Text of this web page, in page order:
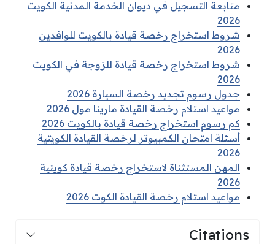
متابعة التسجيل في ديوان الخدمة المدنية الكويت
2026
شروط استخراج رخصة قيادة بالكويت للوافدين
2026
شروط استخراج رخصة قيادة للزوجة في الكويت
2026
جدول رسوم تجديد رخصة السيارة 2026
مواعيد استلام رخصة القيادة مارينا مول 2026
كم رسوم استخراج رخصة قيادة بالكويت 2026
أسئلة امتحان الكمبيوتر لرخصة القيادة الكويتية
2026
المهن المستثناة لاستخراج رخصة قيادة كويتية
2026
مواعيد استلام رخصة القيادة الكوت 2026
Citations